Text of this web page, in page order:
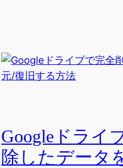
Googleドライ
除したデータ